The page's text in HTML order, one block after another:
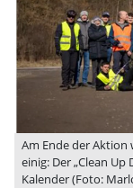
Am Ende der Aktion
einig: Der „Clean
Kalender (Foto: